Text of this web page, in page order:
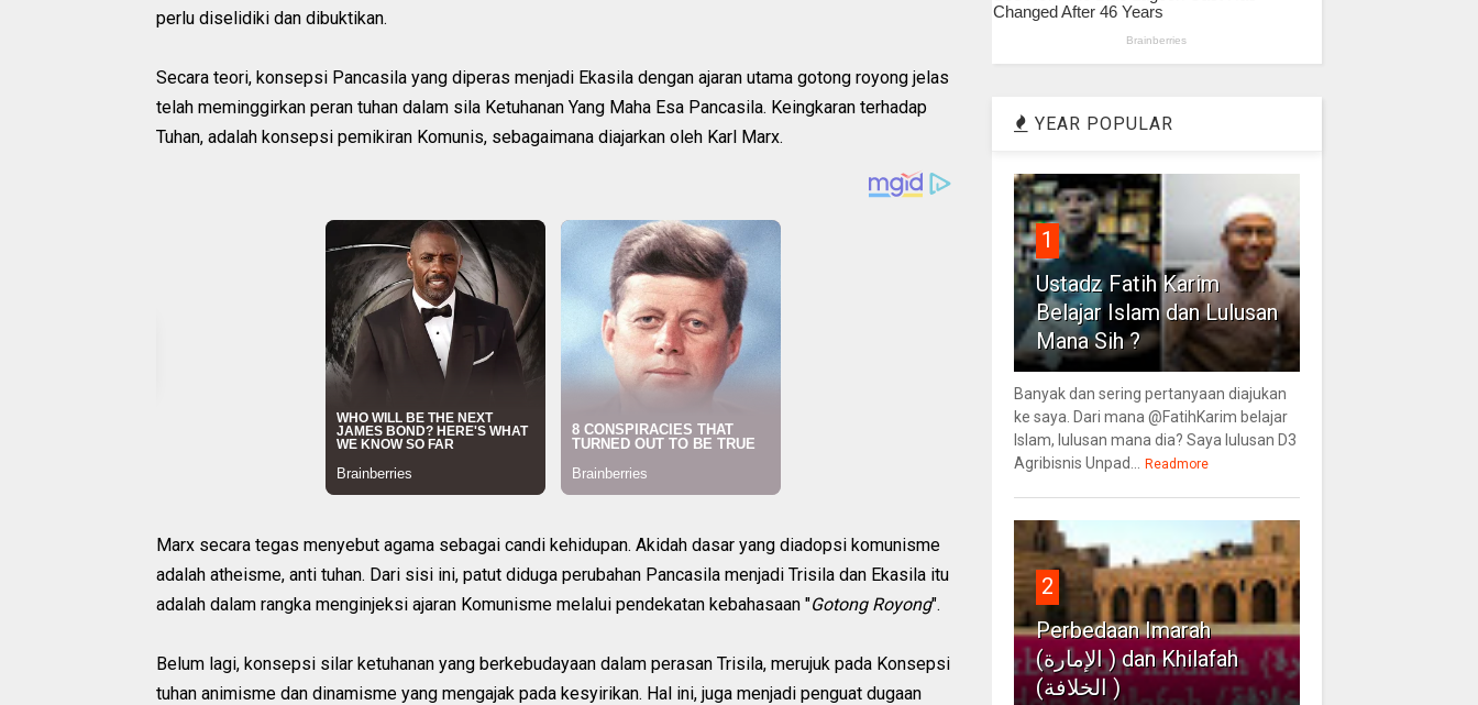
perlu diselidiki dan dibuktikan.
Secara teori, konsepsi Pancasila yang diperas menjadi Ekasila dengan ajaran utama gotong royong jelas
telah meminggirkan peran tuhan dalam sila Ketuhanan Yang Maha Esa Pancasila. Keingkaran terhadap
Tuhan, adalah konsepsi pemikiran Komunis, sebagaimana diajarkan oleh Karl Marx.
Marx secara tegas menyebut agama sebagai candi kehidupan. Akidah dasar yang diadopsi komunisme
adalah atheisme, anti tuhan. Dari sisi ini, patut diduga perubahan Pancasila menjadi Trisila dan Ekasila itu
adalah dalam rangka menginjeksi ajaran Komunisme melalui pendekatan kebahasaan "Gotong Royong".
Belum lagi, konsepsi silar ketuhanan yang berkebudayaan dalam perasan Trisila, merujuk pada Konsepsi
tuhan animisme dan dinamisme yang mengajak pada kesyirikan. Hal ini, juga menjadi penguat dugaan
YEAR POPULAR
1
Ustadz Fatih Karim
Belajar Islam dan Lulusan
Mana Sih ?
Banyak dan sering pertanyaan diajukan
ke saya. Dari mana @FatihKarim belajar
Islam, lulusan mana dia? Saya lulusan D3
Agribisnis Unpad...
Readmore
2
Perbedaan Imarah
(الإمارة ) dan Khilafah
(الخلافة )